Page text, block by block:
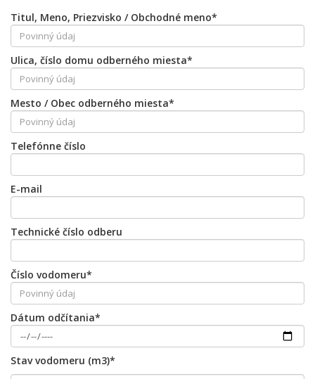
Titul, Meno, Priezvisko / Obchodné meno*
Ulica, číslo domu odberného miesta*
Mesto / Obec odberného miesta*
Telefónne číslo
E-mail
Technické číslo odberu
Číslo vodomeru*
Dátum odčítania*
Stav vodomeru (m3)*